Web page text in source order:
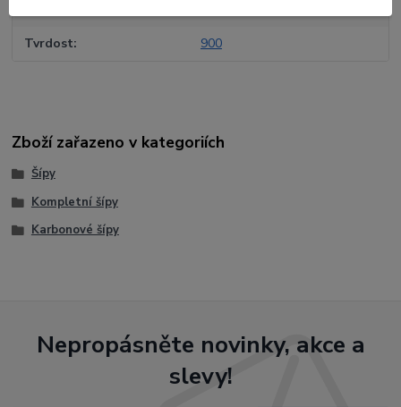
Tvrdost 900
Zboží zařazeno v kategoriích
Šípy
Kompletní šípy
Karbonové šípy
Nepropásněte novinky, akce a
slevy!